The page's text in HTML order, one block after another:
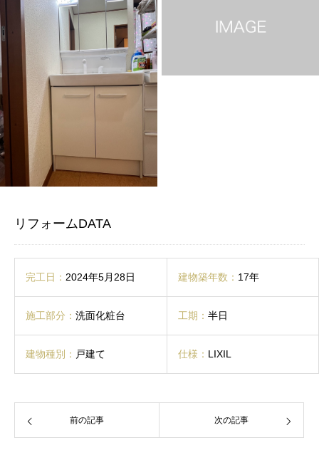
リフォームDATA
完工日： 2024年5月28日 建物築年数： 17年
施工部分： 洗面化粧台 工期： 半日
建物種別： 戸建て 仕様： LIXIL
前の記事 次の記事